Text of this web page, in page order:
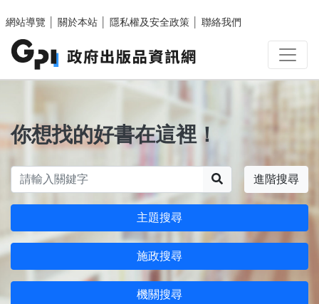
網站導覽
關於本站 隱私權及安全政策 聯絡我們
你想找的好書在這裡！
進階搜尋
主題搜尋
施政搜尋
機關搜尋